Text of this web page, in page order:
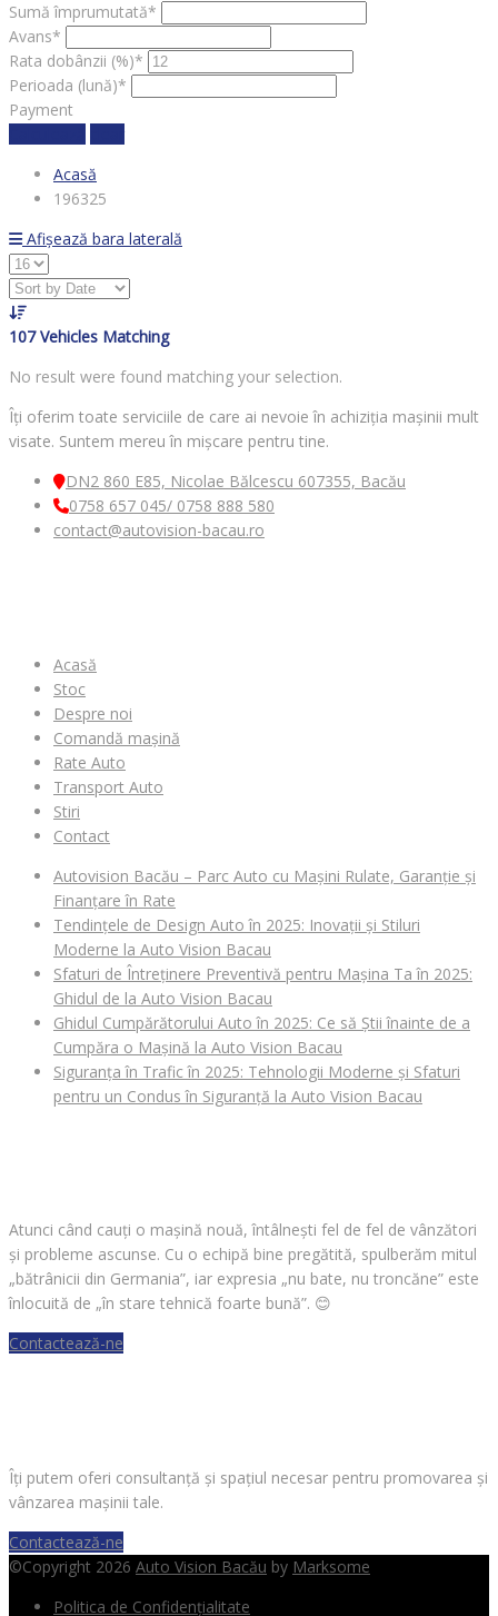
Sumă împrumutată*
Avans*
Rata dobânzii (%)*
Perioada (lună)*
Payment
Acasă
196325
Afișează bara laterală
107 Vehicles Matching
No result were found matching your selection.
Îți oferim toate serviciile de care ai nevoie în achiziția mașinii mult
visate. Suntem mereu în mișcare pentru tine.
DN2 860 E85, Nicolae Bălcescu 607355, Bacău
0758 657 045/ 0758 888 580
contact@autovision-bacau.ro
Acasă
Stoc
Despre noi
Comandă mașină
Rate Auto
Transport Auto
Stiri
Contact
Autovision Bacău – Parc Auto cu Mașini Rulate, Garanție și
Finanțare în Rate
Tendințele de Design Auto în 2025: Inovații și Stiluri
Moderne la Auto Vision Bacau
Sfaturi de Întreținere Preventivă pentru Mașina Ta în 2025:
Ghidul de la Auto Vision Bacau
Ghidul Cumpărătorului Auto în 2025: Ce să Știi înainte de a
Cumpăra o Mașină la Auto Vision Bacau
Siguranța în Trafic în 2025: Tehnologii Moderne și Sfaturi
pentru un Condus în Siguranță la Auto Vision Bacau
Atunci când cauți o mașină nouă, întâlnești fel de fel de vânzători
și probleme ascunse. Cu o echipă bine pregătită, spulberăm mitul
„bătrânicii din Germania”, iar expresia „nu bate, nu troncăne” este
înlocuită de „în stare tehnică foarte bună”. 😊
Contactează-ne
Îți putem oferi consultanță și spațiul necesar pentru promovarea și
vânzarea mașinii tale.
Contactează-ne
©Copyright 2026 Auto Vision Bacău by Marksome
Politica de Confidențialitate